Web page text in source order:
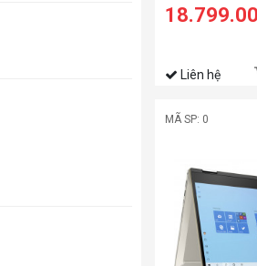
1235U/8GB
SSD/14 FHD
Liên hệ
MÃ SP: 0